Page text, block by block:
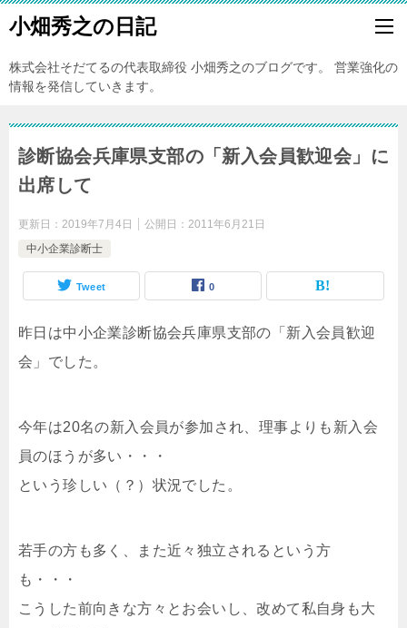
小畑秀之の日記
株式会社そだてるの代表取締役 小畑秀之のブログです。 営業強化の
情報を発信していきます。
診断協会兵庫県支部の「新入会員歓迎会」に
出席して
更新日： 2019年7月4日 公開日： 2011年6月21日
中小企業診断士
Tweet 0
昨日は中小企業診断協会兵庫県支部の「新入会員歓迎
会」でした。
今年は20名の新入会員が参加され、理事よりも新入会
員のほうが多い・・・
という珍しい（？）状況でした。
若手の方も多く、また近々独立されるという方
も・・・
こうした前向きな方々とお会いし、改めて私自身も大